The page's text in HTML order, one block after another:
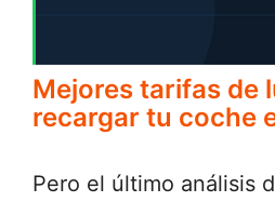
Mejores tarifas de
recargar tu coche
Pero el último análisis